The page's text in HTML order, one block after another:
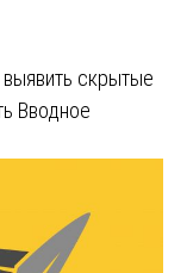
скрытые
Вводное